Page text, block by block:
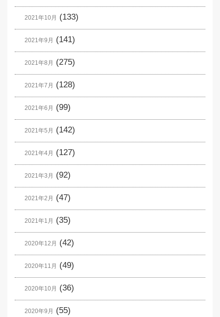
2021年10月 (133)
2021年9月 (141)
2021年8月 (275)
2021年7月 (128)
2021年6月 (99)
2021年5月 (142)
2021年4月 (127)
2021年3月 (92)
2021年2月 (47)
2021年1月 (35)
2020年12月 (42)
2020年11月 (49)
2020年10月 (36)
2020年9月 (55)